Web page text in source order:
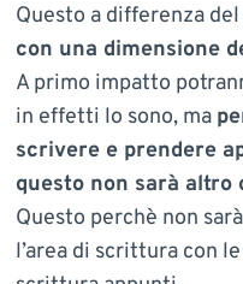
Questo a differenza
con una dimensione
A primo impatto
in effetti lo sono, ma
scrivere e prendere
questo non sarà altro
Questo perchè non
l’area di scrittura con